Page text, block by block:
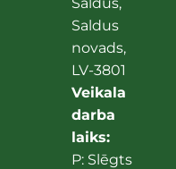
Saldus
novads,
LV-3801
Veikala
darba
laiks:
P: Slēgts